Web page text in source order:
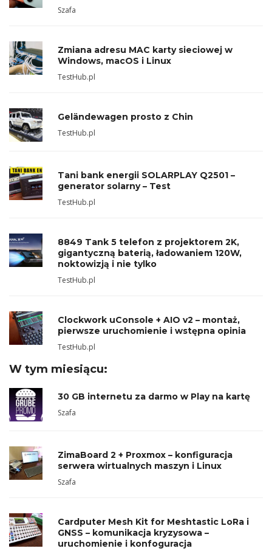
Szafa
Zmiana adresu MAC karty sieciowej w
Windows, macOS i Linux
TestHub.pl
Geländewagen prosto z Chin
TestHub.pl
Tani bank energii SOLARPLAY Q2501 –
generator solarny – Test
TestHub.pl
8849 Tank 5 telefon z projektorem 2K,
gigantyczną baterią, ładowaniem 120W,
noktowizją i nie tylko
TestHub.pl
Clockwork uConsole + AIO v2 – montaż,
pierwsze uruchomienie i wstępna opinia
TestHub.pl
W tym miesiącu:
30 GB internetu za darmo w Play na kartę
Szafa
ZimaBoard 2 + Proxmox – konfiguracja
serwera wirtualnych maszyn i Linux
Szafa
Cardputer Mesh Kit for Meshtastic LoRa i
GNSS – komunikacja kryzysowa –
uruchomienie i konfoguracja